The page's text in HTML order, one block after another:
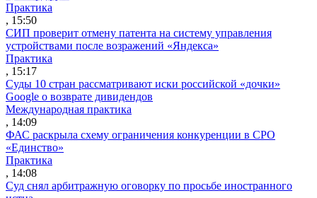
Практика
, 15:50
СИП проверит отмену патента на систему управления
устройствами после возражений «Яндекса»
Практика
, 15:17
Суды 10 стран рассматривают иски российской «дочки»
Google о возврате дивидендов
Международная практика
, 14:09
ФАС раскрыла схему ограничения конкуренции в СРО
«Единство»
Практика
, 14:08
Суд снял арбитражную оговорку по просьбе иностранного